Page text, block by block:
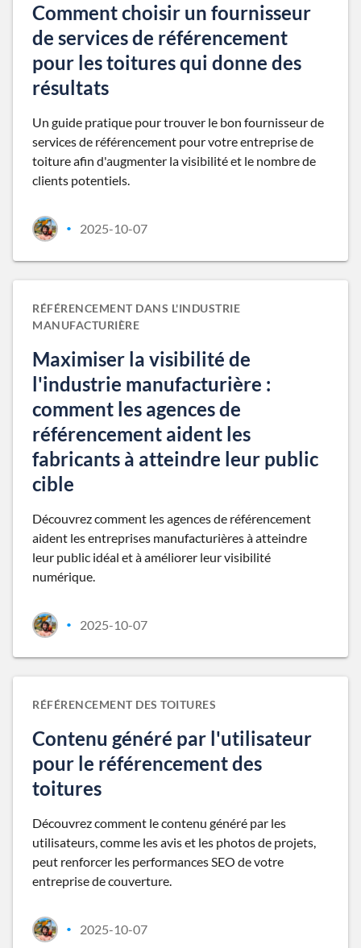
Comment choisir un fournisseur
de services de référencement
pour les toitures qui donne des
résultats
Un guide pratique pour trouver le bon fournisseur de
services de référencement pour votre entreprise de
toiture afin d'augmenter la visibilité et le nombre de
clients potentiels.
• 2025-10-07
RÉFÉRENCEMENT DANS L'INDUSTRIE
MANUFACTURIÈRE
Maximiser la visibilité de
l'industrie manufacturière :
comment les agences de
référencement aident les
fabricants à atteindre leur public
cible
Découvrez comment les agences de référencement
aident les entreprises manufacturières à atteindre
leur public idéal et à améliorer leur visibilité
numérique.
• 2025-10-07
RÉFÉRENCEMENT DES TOITURES
Contenu généré par l'utilisateur
pour le référencement des
toitures
Découvrez comment le contenu généré par les
utilisateurs, comme les avis et les photos de projets,
peut renforcer les performances SEO de votre
entreprise de couverture.
• 2025-10-07